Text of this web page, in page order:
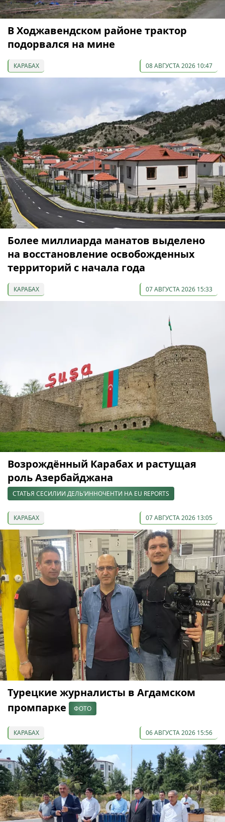
В Ходжавендском районе трактор
подорвался на мине
КАРАБАХ 08 АВГУСТА 2026 10:47
Более миллиарда манатов выделено
на восстановление освобожденных
территорий с начала года
КАРАБАХ 07 АВГУСТА 2026 15:33
Возрождённый Карабах и растущая
роль Азербайджана
СТАТЬЯ СЕСИЛИИ ДЕЛЬ’ИННОЧЕНТИ НА EU REPORTS
КАРАБАХ 07 АВГУСТА 2026 13:05
Турецкие журналисты в Агдамском
промпарке
ФОТО
КАРАБАХ 06 АВГУСТА 2026 15:56